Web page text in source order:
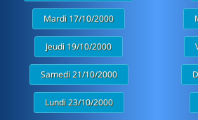
Mardi 17/10/2000
Jeudi 19/10/2000
Samedi 21/10/2000
Lundi 23/10/2000